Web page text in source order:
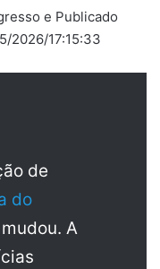
e Publicado
2026/17:15:33
de
do
A